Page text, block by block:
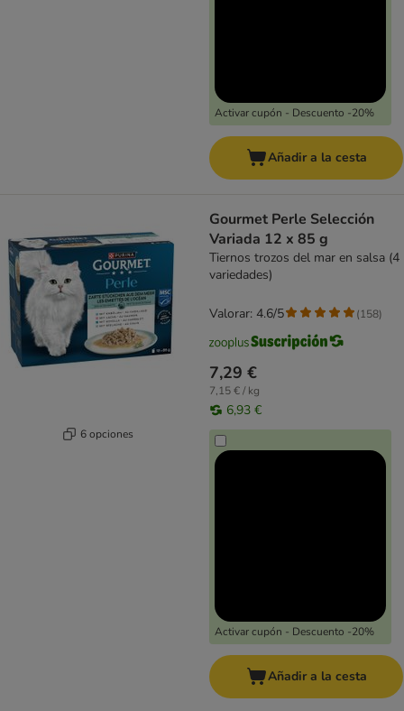
Activar cupón - Descuento -20%
Añadir a la cesta
6 opciones
Gourmet Perle Selección
Variada 12 x 85 g
Tiernos trozos del mar en salsa (4
variedades)
7,29 €
7,15 € / kg
6,93 €
Activar cupón - Descuento -20%
Valorar: 4.6/5 (158)
Añadir a la cesta